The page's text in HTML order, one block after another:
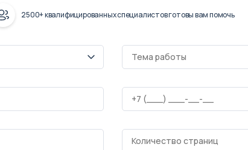
2500+ квалифицированных специалистов готовы вам помочь